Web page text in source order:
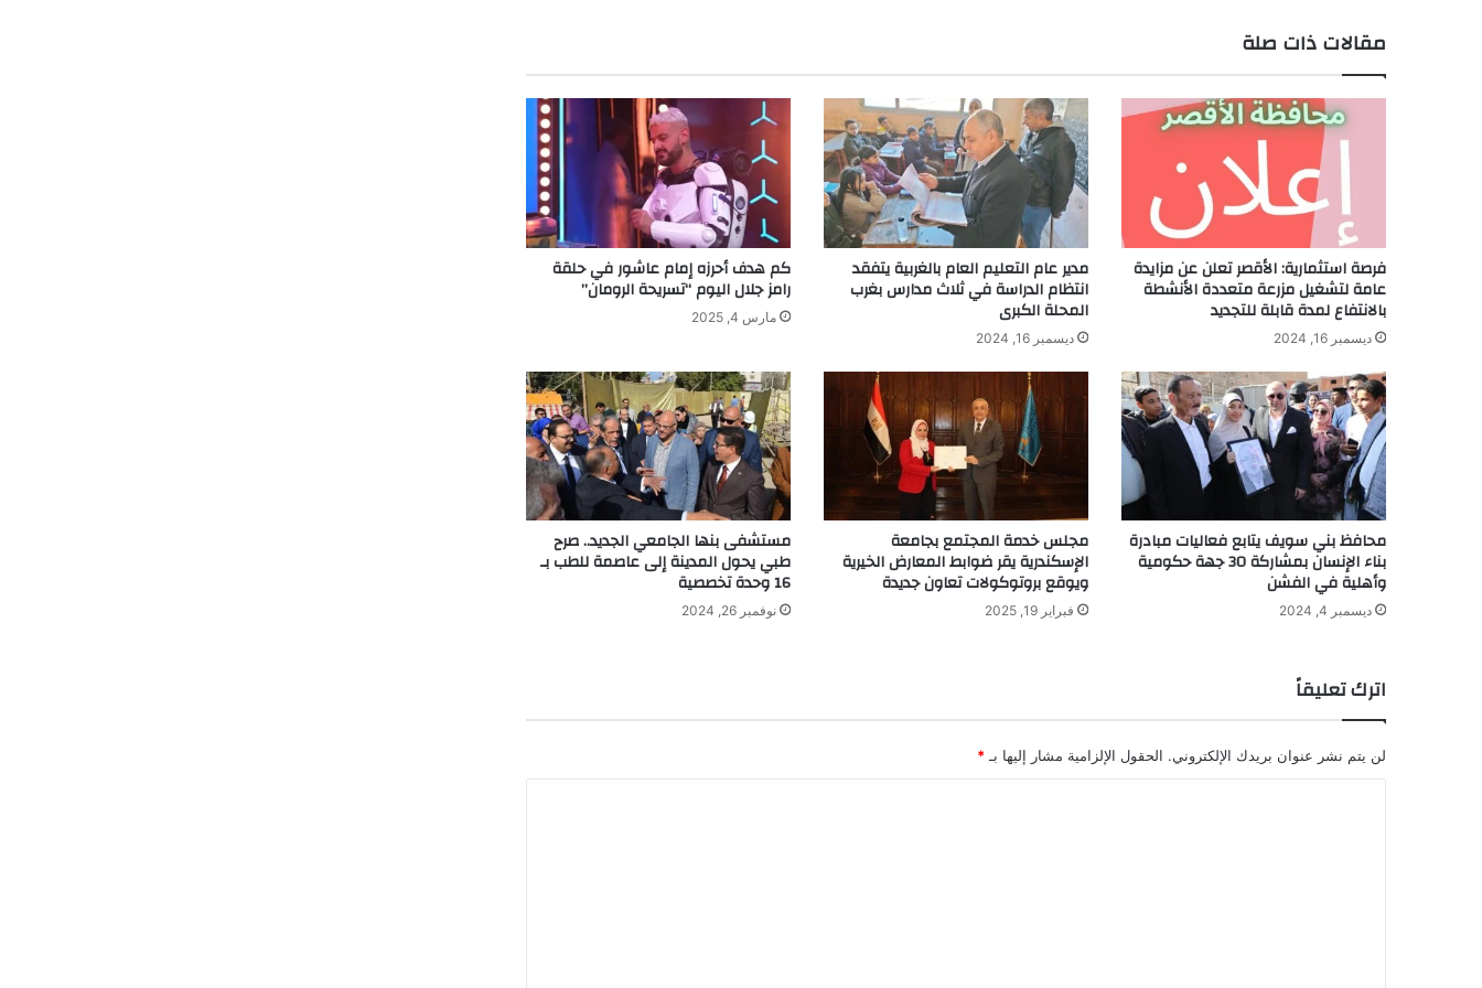
مقالات ذات صلة
فرصة استثمارية: الأقصر تعلن عن مزايدة
عامة لتشغيل مزرعة متعددة الأنشطة
بالانتفاع لمدة قابلة للتجديد
ديسمبر 16, 2024
مدير عام التعليم العام بالغربية يتفقد
انتظام الدراسة في ثلاث مدارس بغرب
المحلة الكبرى
ديسمبر 16, 2024
كم هدف أحرزه إمام عاشور في حلقة
رامز جلال اليوم “تسريحة الرومان”
مارس 4, 2025
محافظ بني سويف يتابع فعاليات مبادرة
بناء الإنسان بمشاركة 30 جهة حكومية
وأهلية في الفشن
ديسمبر 4, 2024
مجلس خدمة المجتمع بجامعة
الإسكندرية يقر ضوابط المعارض الخيرية
ويوقع بروتوكولات تعاون جديدة
فبراير 19, 2025
مستشفى بنها الجامعي الجديد.. صرح
طبي يحول المدينة إلى عاصمة للطب بـ
16 وحدة تخصصية
نوفمبر 26, 2024
اترك تعليقاً
لن يتم نشر عنوان بريدك الإلكتروني. الحقول الإلزامية مشار إليها بـ *